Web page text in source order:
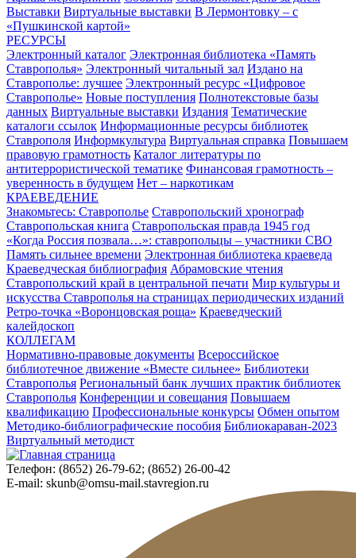
Выставки Виртуальные выставки В Лермонтовку – с
«Пушкинской картой»
РЕСУРСЫ
Электронный каталог Электронная библиотека «Память
Ставрополья» Электронный читальный зал Издано на
Ставрополье: лучшее Электронный ресурс «Цифровое
Ставрополье» Новые поступления Полнотекстовые базы
данных Виртуальные выставки Издания Тематические
каталоги ссылок Информационные ресурсы библиотек
Ставрополя Информкультура Виртуальная справка Повышаем
правовую грамотность Каталог литературы по
антитеррористической тематике Финансовая грамотность –
уверенность в будущем Нет – наркотикам
КРАЕВЕДЕНИЕ
Знакомьтесь: Ставрополье Ставропольский хронограф
Ставропольская книга Ставропольская правда 1945 год
«Когда Россия позвала…»: ставропольцы – участники СВО
Память сильнее времени Электронная библиотека краеведа
Краеведческая библиография Абрамовские чтения
Ставропольский край в центральной печати Мир культуры и
искусства Ставрополья на страницах периодических изданий
Ретро-точка «Воронцовская роща» Краеведческий
калейдоскоп
КОЛЛЕГАМ
Нормативно-правовые документы Всероссийское
библиотечное движение «Вместе сильнее» Библиотеки
Ставрополья Региональный банк лучших практик библиотек
Ставрополья Конференции и совещания Повышаем
квалификацию Профессиональные конкурсы Обмен опытом
Методико-библиографические пособия Библиокараван-2023
Виртуальный методист
Телефон: (8652) 26-79-62; (8652) 26-00-42
E-mail: skunb@omsu-mail.stavregion.ru